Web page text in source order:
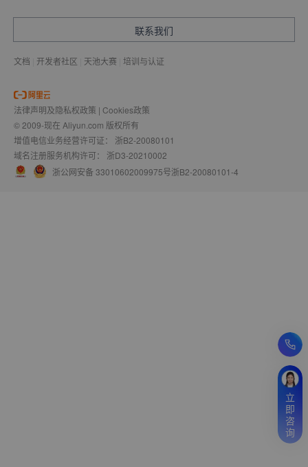
立
即
咨
询
联系我们
文档 开发者社区 天池大赛 培训与认证
法律声明及隐私权政策 | Cookies政策
© 2009-现在 Aliyun.com 版权所有
增值电信业务经营许可证： 浙B2-20080101
域名注册服务机构许可： 浙D3-20210002
浙公网安备 33010602009975号浙B2-20080101-4